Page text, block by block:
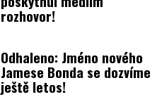
rozhovor!
Odhaleno: Jméno nového
Jamese Bonda se dozvíme
ještě letos!